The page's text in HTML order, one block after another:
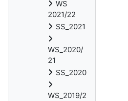
WS
2021/22
SS_2021
WS_2020/
21
SS_2020
WS_2019/2